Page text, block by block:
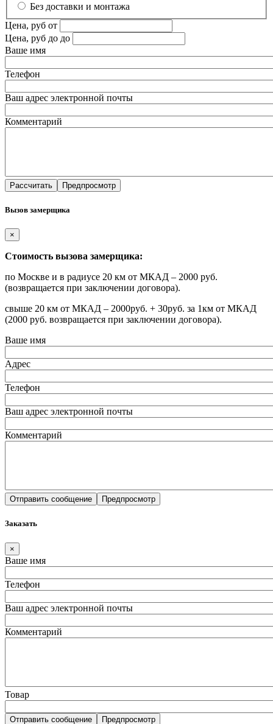
Без доставки и монтажа
Цена, руб от
Цена, руб до до
Ваше имя
Телефон
Ваш адрес электронной почты
Комментарий
Вызов замерщика
×
Стоимость вызова замерщика:
по Москве и в радиусе 20 км от МКАД – 2000 руб.
(возвращается при заключении договора).
свыше 20 км от МКАД – 2000руб. + 30руб. за 1км от МКАД
(2000 руб. возвращается при заключении договора).
Ваше имя
Адрес
Телефон
Ваш адрес электронной почты
Комментарий
Заказать
×
Ваше имя
Телефон
Ваш адрес электронной почты
Комментарий
Товар